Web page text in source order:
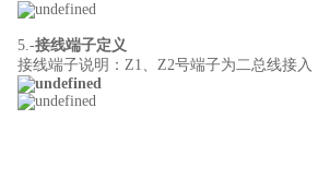
5.-接线端子定义
接线端子说明： Z1、 Z2号端子为二总线接入